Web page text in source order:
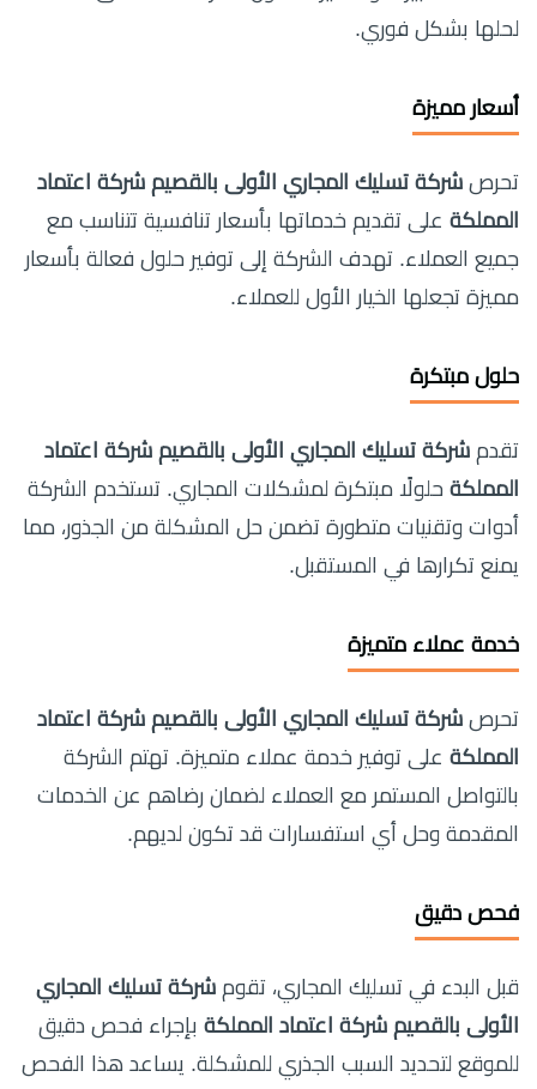
لحلها بشكل فوري.
أسعار مميزة
تحرص شركة تسليك المجاري الأولى بالقصيم شركة اعتماد
المملكة على تقديم خدماتها بأسعار تنافسية تتناسب مع
جميع العملاء. تهدف الشركة إلى توفير حلول فعالة بأسعار
مميزة تجعلها الخيار الأول للعملاء.
حلول مبتكرة
تقدم شركة تسليك المجاري الأولى بالقصيم شركة اعتماد
المملكة حلولًا مبتكرة لمشكلات المجاري. تستخدم الشركة
أدوات وتقنيات متطورة تضمن حل المشكلة من الجذور، مما
يمنع تكرارها في المستقبل.
خدمة عملاء متميزة
تحرص شركة تسليك المجاري الأولى بالقصيم شركة اعتماد
المملكة على توفير خدمة عملاء متميزة. تهتم الشركة
بالتواصل المستمر مع العملاء لضمان رضاهم عن الخدمات
المقدمة وحل أي استفسارات قد تكون لديهم.
فحص دقيق
قبل البدء في تسليك المجاري، تقوم شركة تسليك المجاري
الأولى بالقصيم شركة اعتماد المملكة بإجراء فحص دقيق
للموقع لتحديد السبب الجذري للمشكلة. يساعد هذا الفحص